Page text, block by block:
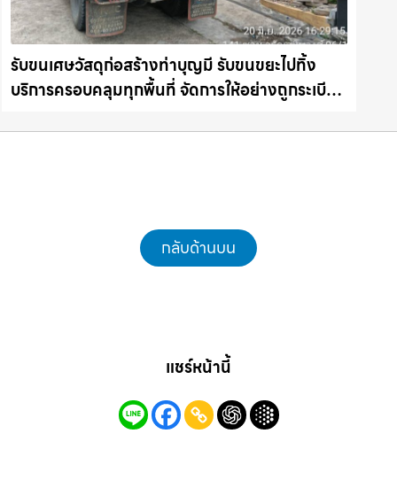
รับขนเศษวัสดุก่อสร้างท่าบุญมี รับขนขยะไปทิ้ง
บริการครอบคลุมทุกพื้นที่ จัดการให้อย่างถูกระเบียบ
กลับด้านบน
แชร์หน้านี้